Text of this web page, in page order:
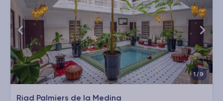
1/9
Riad Palmiers de la Medina